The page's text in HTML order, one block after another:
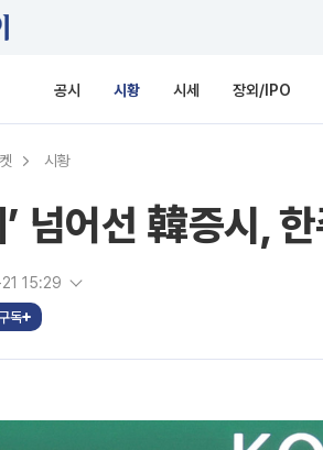
공시 시황 시세 장외/IPO
시황
넘어선 韓증시,
15:29
독